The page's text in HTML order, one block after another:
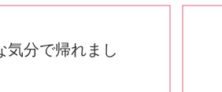
気分で帰れまし